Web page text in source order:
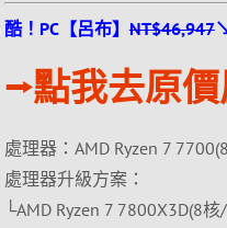
酷！PC【呂布】NT$46,947
⭢點我去原
處理器：AMD Ryzen 7
處理器升級方案：
└AMD Ryzen 7 7800X3D(8